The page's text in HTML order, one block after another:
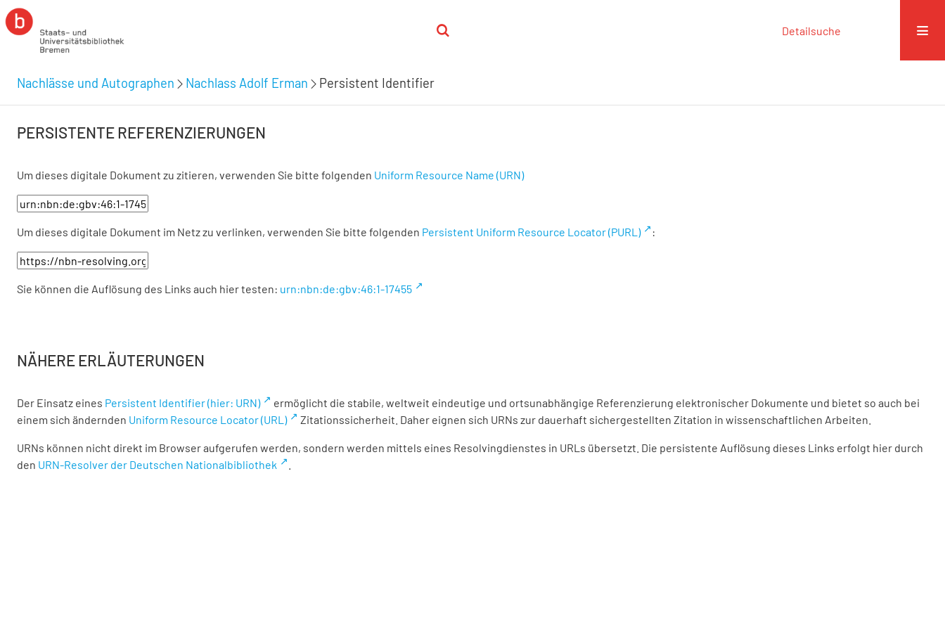
Detailsuche
Nachlässe und Autographen Nachlass Adolf Erman Persistent Identifier
PERSISTENTE REFERENZIERUNGEN
Um dieses digitale Dokument zu zitieren, verwenden Sie bitte folgenden Uniform Resource Name (URN)
Um dieses digitale Dokument im Netz zu verlinken, verwenden Sie bitte folgenden Persistent Uniform Resource Locator (PURL) :
Sie können die Auflösung des Links auch hier testen: urn:nbn:de:gbv:46:1-17455
NÄHERE ERLÄUTERUNGEN
Der Einsatz eines Persistent Identifier (hier: URN)
ermöglicht die stabile, weltweit eindeutige und ortsunabhängige Referenzierung elektronischer Dokumente und bietet so auch bei
einem sich ändernden Uniform Resource Locator (URL) Zitationssicherheit. Daher eignen sich URNs zur dauerhaft sichergestellten Zitation in wissenschaftlichen Arbeiten.
URNs können nicht direkt im Browser aufgerufen werden, sondern werden mittels eines Resolvingdienstes in URLs übersetzt. Die persistente Auflösung dieses Links erfolgt hier durch
den URN-Resolver der Deutschen Nationalbibliothek